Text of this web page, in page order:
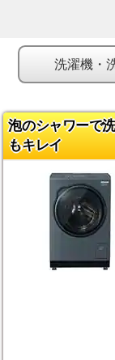
洗濯機・
泡のシャワーで
もキレイ